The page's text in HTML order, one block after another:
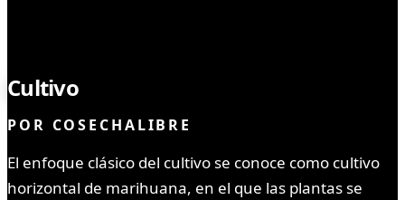
Cultivo
POR COSECHALIBRE
El enfoque clásico del cultivo se conoce como cultivo
horizontal de marihuana, en el que las plantas se